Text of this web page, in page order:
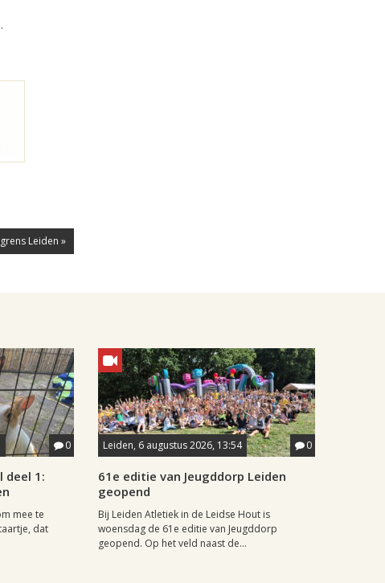
Leiden »
0
deel 1:
mee te
dat
Leiden, 6 augustus 2026, 13:54 0
61e editie van Jeugddorp Leiden
geopend
Bij Leiden Atletiek in de Leidse Hout is
woensdag de 61e editie van Jeugddorp
geopend. Op het veld naast de...